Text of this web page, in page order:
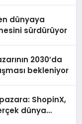
dünyaya
sürdürüyor
2030’da
bekleniyor
ShopinX,
dünya